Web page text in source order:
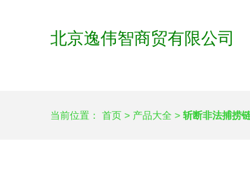
北京逸伟智商贸有限公司
当前位置： 首页 > 产品大全 > 斩断非法捕捞